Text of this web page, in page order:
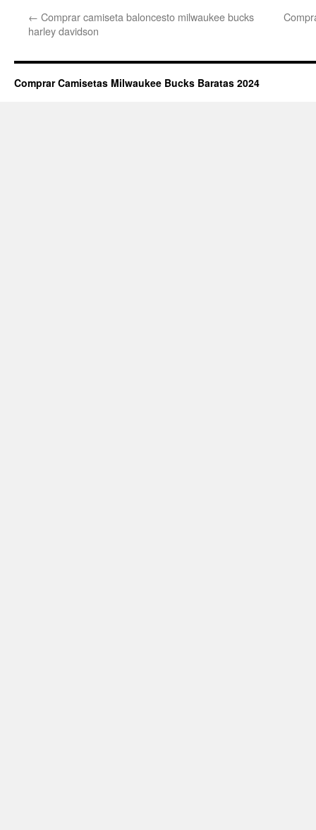
← Comprar camiseta baloncesto milwaukee bucks
harley davidson
Comprar Camisetas Milwaukee Bucks Baratas 2024